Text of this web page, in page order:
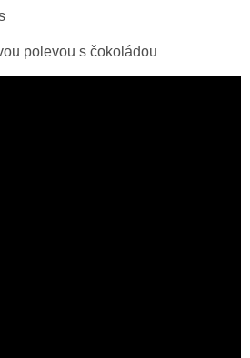
polevou s čokoládou